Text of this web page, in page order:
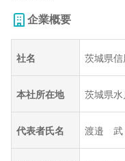
企業概要
社名 茨城県信
本社所在地 茨城県
代表者氏名 渡邉 武